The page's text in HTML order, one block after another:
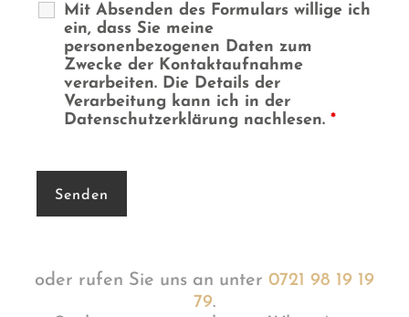
Mit Absenden des Formulars willige ich
ein, dass Sie meine
personenbezogenen Daten zum
Zwecke der Kontaktaufnahme
verarbeiten. Die Details der
Verarbeitung kann ich in der
Datenschutzerklärung nachlesen. *
oder rufen Sie uns an unter 0721 98 19 19
79.